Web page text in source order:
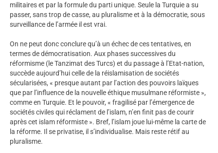
militaires et par la formule du parti unique. Seule la Turquie a su
passer, sans trop de casse, au pluralisme et à la démocratie, sous
surveillance de l’armée il est vrai.
On ne peut donc conclure qu’à un échec de ces tentatives, en
termes de démocratisation. Aux phases successives du
réformisme (le Tanzimat des Turcs) et du passage à l’Etat-nation,
succède aujourd’hui celle de la réislamisation de sociétés
sécularisées, « presque autant par l’action des pouvoirs laïques
que par l’influence de la nouvelle éthique musulmane réformiste »,
comme en Turquie. Et le pouvoir, « fragilisé par l’émergence de
sociétés civiles qui réclament de l’islam, n’en finit pas de courir
après cet islam réformiste ». Bref, l’islam joue lui-même la carte de
la réforme. Il se privatise, il s’individualise. Mais reste rétif au
pluralisme.